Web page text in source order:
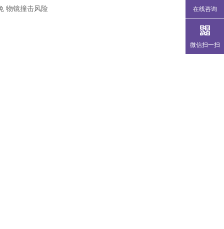
物镜撞击风险 在线咨询
微信扫一扫